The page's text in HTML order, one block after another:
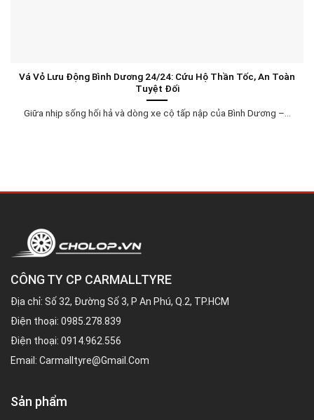
Vá Vỏ Lưu Động Bình Dương 24/24: Cứu Hộ Thần Tốc, An Toàn
Tuyệt Đối
Giữa nhịp sống hối hả và dòng xe cộ tấp nập của Bình Dương –...
CÔNG TY CP CARMALLTYRE
Địa chỉ: Số 32, Đường Số 3, P An Phú, Q.2, TP.HCM
Điện thoại: 0985.278.839
Điện thoại: 0914.962.556
Email: Carmalltyre@gmail.com
Sản phẩm